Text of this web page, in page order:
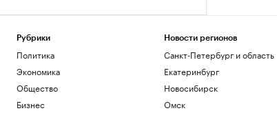
Рубрики
Политика
Экономика
Общество
Бизнес
Новости регионов
Санкт-Петербург и область
Екатеринбург
Новосибирск
Омск